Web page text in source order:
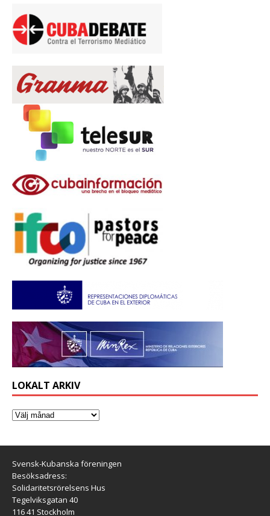
LOKALT ARKIV
Svensk-Kubanska föreningen
Besöksadress:
Solidaritetsrörelsens Hus
Tegelviksgatan 40
116 41 Stockholm